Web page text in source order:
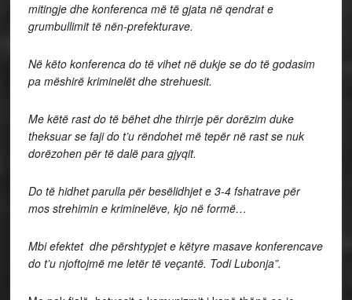
mitingje dhe konferenca më të gjata në qendrat e
grumbullimit të nën-prefekturave.
Në këto konferenca do të vihet në dukje se do të godasim
pa mëshirë kriminelët dhe strehuesit.
Me këtë rast do të bëhet dhe thirrje për dorëzim duke
theksuar se faji do t’u rëndohet më tepër në rast se nuk
dorëzohen për të dalë para gjyqit.
Do të hidhet parulla për besëlidhjet e 3-4 fshatrave për
mos strehimin e kriminelëve, kjo në formë…
Mbi efektet dhe përshtypjet e këtyre masave konferencave
do t’u njoftojmë me letër të veçantë. Todi Lubonja”.